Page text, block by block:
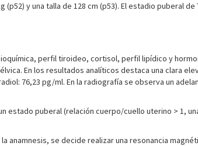
y una talla de 128 cm (p53). El estadio puberal
perfil tiroideo, cortisol, perfil lipídico y
En los resultados analíticos destaca una clara
76,23 pg/ml. En la radiografía se observa un
estado puberal (relación cuerpo/cuello uterino > 1,
anamnesis, se decide realizar una resonancia